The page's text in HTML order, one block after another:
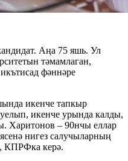
Аңа 75 яшь. Ул
тәмамлаган,
фәннәре
икенче тапкыр
икенче урында калды,
Харитонов – 90нчы еллар
нигез салучыларның
КПРФка керә.